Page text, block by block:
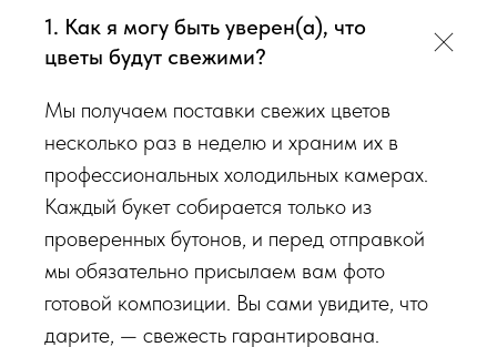
обязательно пришлем Вам на согласование фото и
видео непосредственно того букета, который наш
флорист собрал для Вас.
1. Как я могу быть уверен(а), что
цветы будут свежими?
Мы получаем поставки свежих цветов
несколько раз в неделю и храним их в
профессиональных холодильных камерах.
Каждый букет собирается только из
проверенных бутонов, и перед отправкой
мы обязательно присылаем вам фото
готовой композиции. Вы сами увидите, что
дарите, — свежесть гарантирована.